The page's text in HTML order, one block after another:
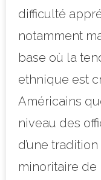
difficulté
notamment
base où la
ethnique est
Américains
niveau des
d’une
minoritaire de